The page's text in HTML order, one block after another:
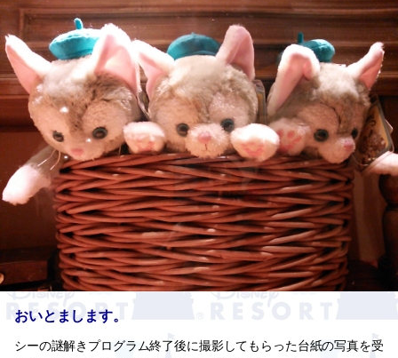
おいとまします。
シーの謎解きプログラム終了後に撮影してもらった台紙の写真を受